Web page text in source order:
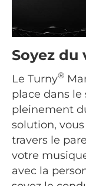
Soyez du
Le Turny®
place dans
pleinement
solution,
travers le
votre
avec la